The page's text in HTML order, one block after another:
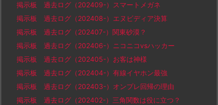
掲示板 過去ログ（202409-）スマートメガネ
掲示板 過去ログ（202408-）エヌビディア決算
掲示板 過去ログ（202407-）関東砂漠？
掲示板 過去ログ（202406-）ニコニコvsハッカー
掲示板 過去ログ（202405-）お客は神様
掲示板 過去ログ（202404-）有線イヤホン最強
掲示板 過去ログ（202403-）オンプレ回帰の理由
掲示板 過去ログ（202402-）三角関数は役に立つ？